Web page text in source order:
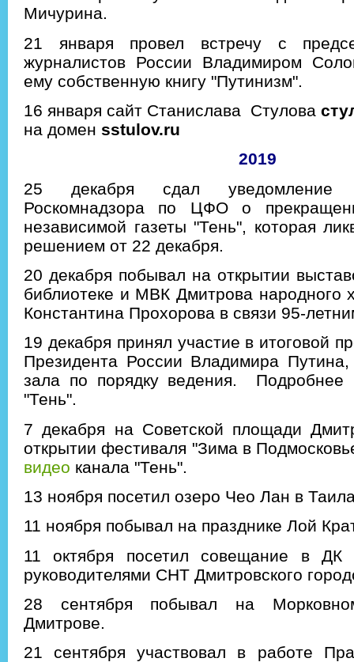
Мичурина.
21 января провел встречу с
журналистов России Владимиром
ему собственную книгу "Путинизм".
16 января сайт Станислава Стулова
на домен sstulov.ru
2019
25 декабря сдал уведомление
Роскомнадзора по ЦФО о
независимой газеты "Тень", которая
решением от 22 декабря.
20 декабря побывал на открытии
библиотеке и МВК Дмитрова народного
Константина Прохорова в связи 95-
19 декабря принял участие в итоговой
Президента России Владимира
зала по порядку ведения.
"Тень".
7 декабря на Советской площади
открытии фестиваля "Зима в
видео канала "Тень".
13 ноября посетил озеро Чео Лан в
11 ноября побывал на празднике Лой
11 октября посетил совещание в ДК
руководителями СНТ Дмитровского
28 сентября побывал на
Дмитрове.
21 сентября участвовал в работе